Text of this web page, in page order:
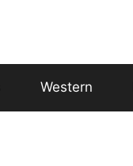
Western